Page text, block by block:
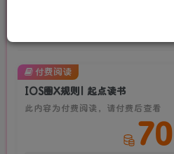
IOS圈X规则| 起点读书
此内容为付费阅读，请付费后查看
70
付费阅读